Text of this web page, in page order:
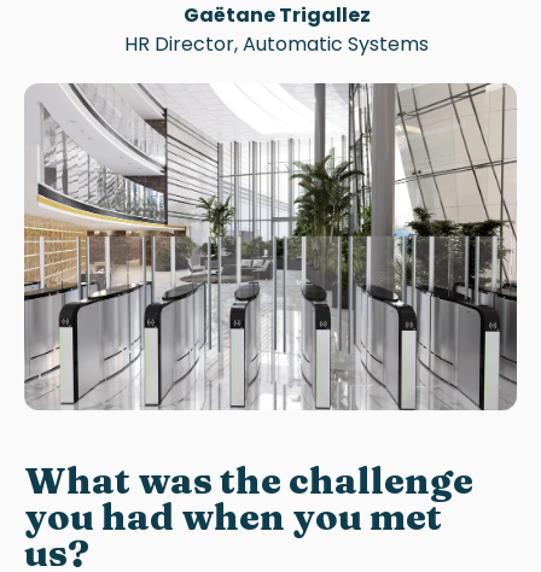
Gaëtane Trigallez
HR Director, Automatic Systems
What was the challenge
you had when you met
us?